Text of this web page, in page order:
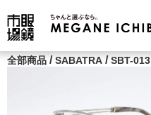
全部商品 /SABATRA /SBT-013